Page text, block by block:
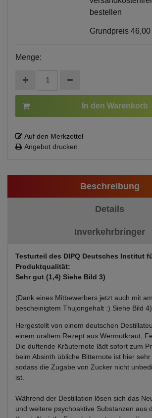
bestellen
Grundpreis 46,00
Menge:
In den Warenkorb
Auf den Merkzettel
Angebot drucken
Beschreibung
Details
Inverkehrbringer
Testurteil des DIPQ Deutsches Institut
Produktqualität:
Sehr gut (1,4) Siehe Bild 3)
(Dank eines Mitbewerbers jetzt auch mit
bescheinigtem Thujongehalt :) Siehe Bild 4)
Hergestellt von einem deutschen
einem uraltem Rezept aus Wermutkraut,
Die duftende Kräuternote lädt sofort zum
beim Absinth übliche Bitternote ist hier sehr
sodass die Zugabe von Zucker nicht
ist.
Während der Destillation lösen sich das
und weitere psychoaktive Substanzen aus